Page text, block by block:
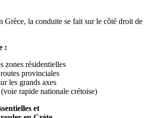
Grèce, la conduite se fait sur le côté droit de
:
zones résidentielles
provinciales
les grands axes
rapide nationale crétoise)
et